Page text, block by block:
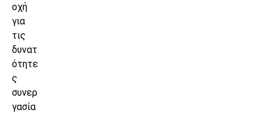
οχή
για
τις
δυνατ
ότητε
ς
συνερ
γασία